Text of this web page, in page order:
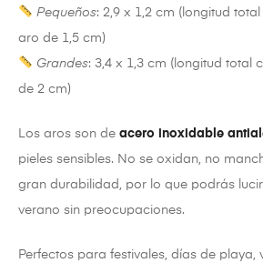
Pequeños: 2,9 x 1,2 cm (longitud
aro de 1,5 cm)
Grandes: 3,4 x 1,3 cm (longitud total
de 2 cm)
Los aros son de acero inoxidable
pieles sensibles. No se oxidan, no
gran durabilidad, por lo que podrás
verano sin preocupaciones.
Perfectos para festivales, días de playa,